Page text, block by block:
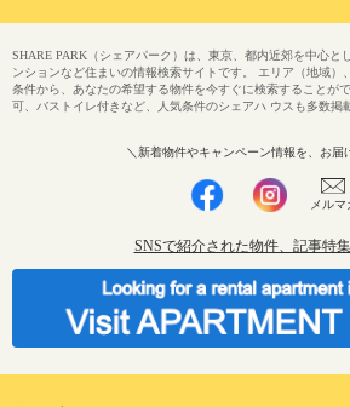
SHARE PARK（シェアパーク）は、東京、都内近郊を中心と
ンションなど住まいの情報検索サイトです。 エリア（地域）
条件から、あなたの希望する物件を今すぐに検索することが
可、バストイレ付きなど、人気条件のシェアハ ウスも多数掲
＼新着物件やキャンペーン情報を、お届
メルマ
SNSで紹介された物件、記事特